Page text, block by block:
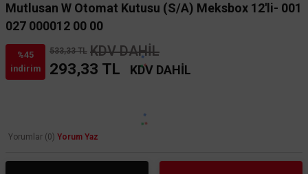
Mutlusan W Otomat Kutusu (S/A) Meksbox 12'li- 001
027 000012 00 00
%45
indirim
533,33 TL KDV DAHİL
293,33 TL KDV DAHİL
Yorumlar (0) Yorum Yaz